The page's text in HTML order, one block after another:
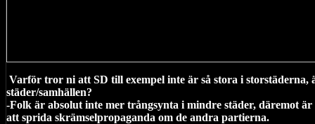
Varför tror ni att SD till exempel inte är så stora i
städer/samhällen?
-Folk är absolut inte mer trångsynta i mindre städer, däremot
att sprida skrämselpropaganda om de andra partierna.